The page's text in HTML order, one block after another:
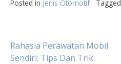
Posted in Jenis Otomotif Tagged
Post
Rahasia Perawatan Mobil
Sendiri: Tips Dan Trik